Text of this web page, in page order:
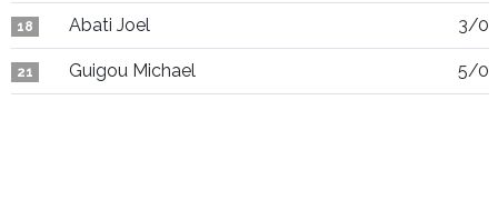
18 Abati Joel 3/0
21 Guigou Michael 5/0